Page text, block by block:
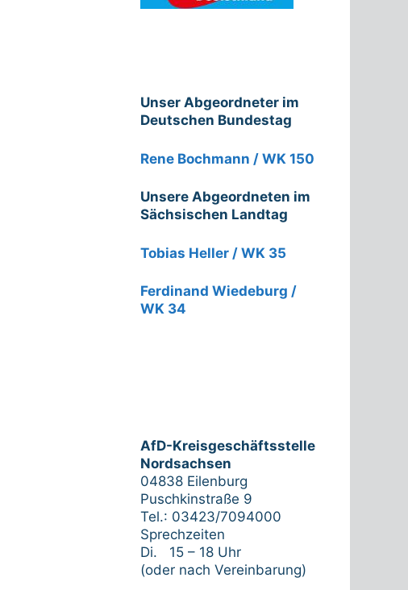
Unser Abgeordneter im
Deutschen Bundestag
Rene Bochmann / WK 150
Unsere Abgeordneten im
Sächsischen Landtag
Tobias Heller / WK 35
Ferdinand Wiedeburg /
WK 34
AfD-Kreisgeschäftsstelle
Nordsachsen
04838 Eilenburg
Puschkinstraße 9
Tel.: 03423/7094000
Sprechzeiten
Di. 15 – 18 Uhr
(oder nach Vereinbarung)